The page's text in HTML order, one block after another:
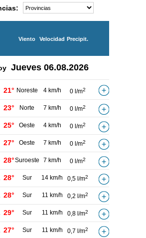
Viento Velocidad Precipit.
Jueves 06.08.2026
21° Noreste 4 km/h 0 l/m2
23° Norte 7 km/h 0 l/m2
25° Oeste 4 km/h 0 l/m2
27° Oeste 7 km/h 0 l/m2
28°Suroeste 7 km/h 0 l/m2
28° Sur 14 km/h 0,5 l/m2
28° Sur 11 km/h 0,2 l/m2
29° Sur 11 km/h 0,8 l/m2
27° Sur 11 km/h 0,7 l/m2